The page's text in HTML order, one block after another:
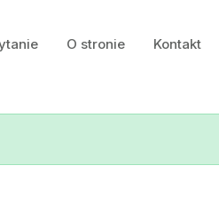
O stronie Kontakt